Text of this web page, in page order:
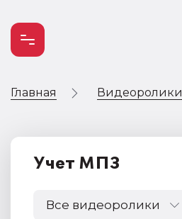
Главная Видеоролики
Учет МПЗ
Все видеоролики
Учет и